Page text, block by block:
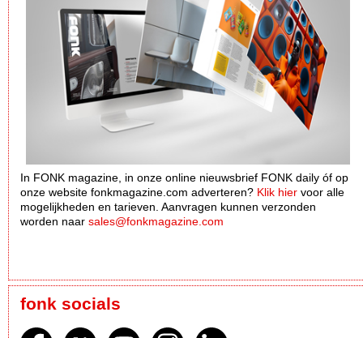
In FONK magazine, in onze online nieuwsbrief FONK daily óf op
onze website fonkmagazine.com adverteren? Klik hier voor alle
mogelijkheden en tarieven. Aanvragen kunnen verzonden
worden naar sales@fonkmagazine.com
fonk socials